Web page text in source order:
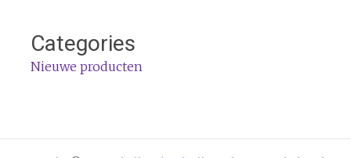
Categories
Nieuwe producten